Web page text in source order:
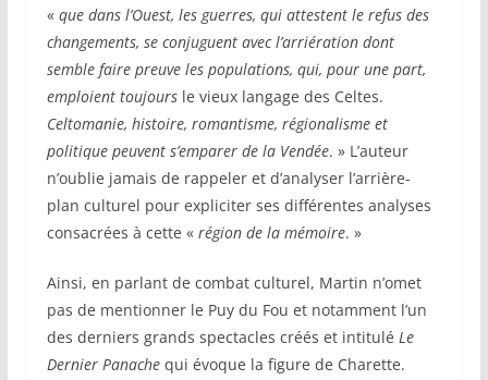
«que dans l’Ouest, les guerres, qui attestent le refus des
changements, se conjuguent avec l’arriération dont
semble faire preuve les populations, qui, pour une part,
emploient toujoursle vieux langage des Celtes.
Celtomanie, histoire, romantisme, régionalisme et
politique peuvent s’emparer de la Vendée. » L’auteur
n’oublie jamais de rappeler et d’analyser l’arrière-
plan culturel pour expliciter ses différentes analyses
consacrées à cette « région de la mémoire. »
Ainsi, en parlant de combat culturel, Martin n’omet
pas de mentionner le Puy du Fou et notamment l’un
des derniers grands spectacles créés et intitulé Le
Dernier Panache qui évoque la figure de Charette.